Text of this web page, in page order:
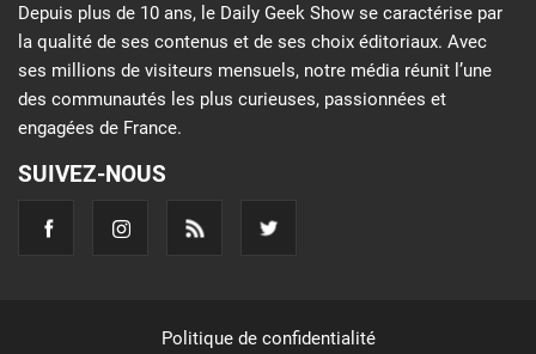
Depuis plus de 10 ans, le Daily Geek Show se caractérise par
la qualité de ses contenus et de ses choix éditoriaux. Avec
ses millions de visiteurs mensuels, notre média réunit l’une
des communautés les plus curieuses, passionnées et
engagées de France.
SUIVEZ-NOUS
Politique de confidentialité